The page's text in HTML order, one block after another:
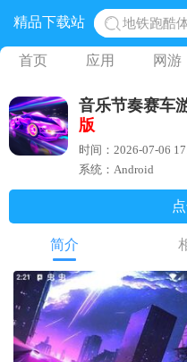
精品下载站
地铁跑酷
网易光遇
黎明觉醒
蛋仔派对
首页 应用 网游
音乐节奏赛车
版
时间：2026-07-06
系统：Android
简介